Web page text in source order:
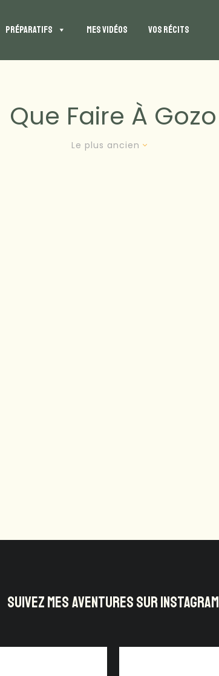
PRÉPARATIFS MES VIDÉOS VOS RÉCITS
Que Faire À Gozo
Le plus ancien
SUIVEZ MES AVENTURES SUR INSTAGRAM